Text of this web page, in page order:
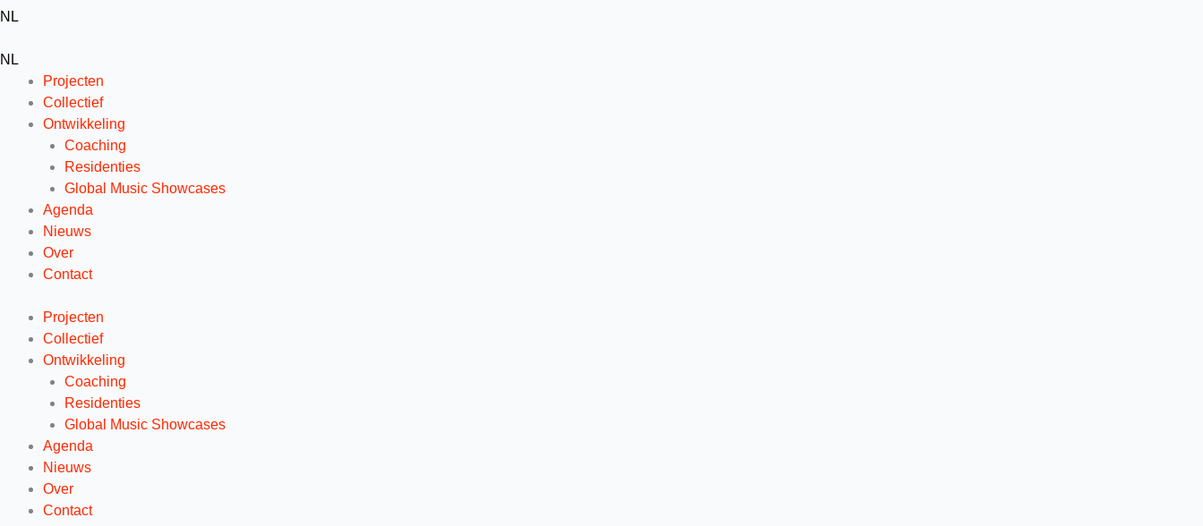
NL
NL
Projecten
Collectief
Ontwikkeling
Coaching
Residenties
Global Music Showcases
Agenda
Nieuws
Over
Contact
Projecten
Collectief
Ontwikkeling
Coaching
Residenties
Global Music Showcases
Agenda
Nieuws
Over
Contact